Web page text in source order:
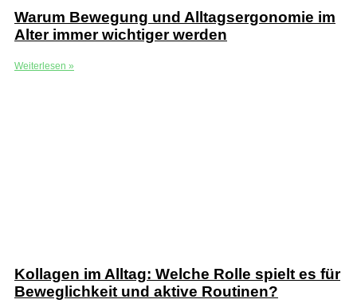
Warum Bewegung und Alltagsergonomie im
Alter immer wichtiger werden
Weiterlesen »
Kollagen im Alltag: Welche Rolle spielt es für
Beweglichkeit und aktive Routinen?